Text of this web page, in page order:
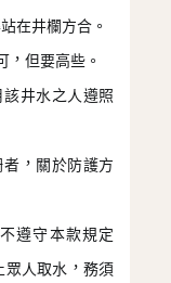
在井欄方合。
，但要高些。
井水之人遵照
，關於防護方
遵守本款規定
眾人取水，務須